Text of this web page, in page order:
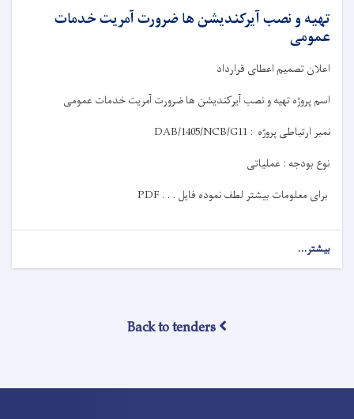
تهیه و نصب آیرکندیشن ها ضرورت آمریت خدمات
عمومی
اعلانتصمیم اعطای قرارداد
اسم پروژهتهیه و نصب آیرکندیشن ها ضرورت آمریت خدمات عمومی
نمبر ارتباطی پروژه :
DAB/1405/NCB/G11
نوع بودجه : عملیاتی
برای معلومات بیشتر لطف نموده فایل PDF . . .
بیشتر...
Back to tenders